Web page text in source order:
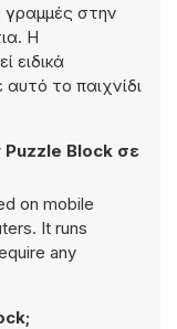
γραμμές στην
Η
ειδικά
το παιχνίδι
Block σε
on mobile
It runs
any